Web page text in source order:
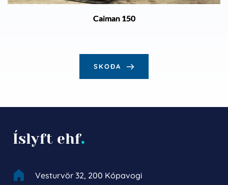
Caiman 150
SKOÐA
Íslyft ehf.
Vesturvör 32, 200 Kópavogi